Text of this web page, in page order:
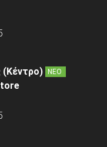
(Κέντρο) ΝΕΟ